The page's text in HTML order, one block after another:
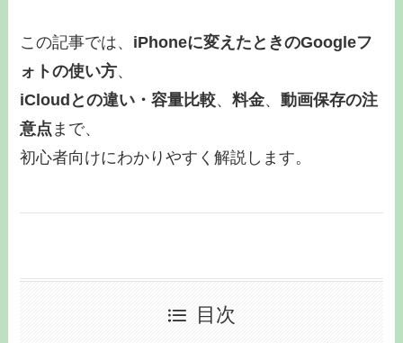
この記事では、 iPhoneに変えたときのGoogleフ
ォトの使い方、
iCloudとの違い・容量比較、料金、動画保存の注
意点 まで、
初心者向けにわかりやすく解説します。
目次